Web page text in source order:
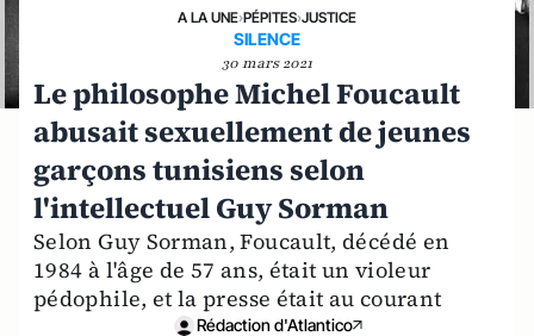
A LA UNE›PÉPITES›JUSTICE
SILENCE
30 mars 2021
Le philosophe Michel Foucault
abusait sexuellement de jeunes
garçons tunisiens selon
l'intellectuel Guy Sorman
Selon Guy Sorman, Foucault, décédé en
1984 à l'âge de 57 ans, était un violeur
pédophile, et la presse était au courant
Rédaction d'Atlantico